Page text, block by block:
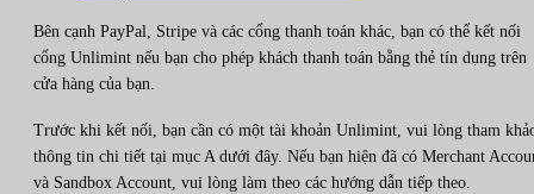
Bên cạnh PayPal, Stripe và các cổng thanh toán khác, bạn có thể kết nối
cổng Unlimint nếu bạn cho phép khách thanh toán bằng thẻ tín dụng trên
cửa hàng của bạn.
Trước khi kết nối, bạn cần có một tài khoản Unlimint, vui lòng tham
thông tin chi tiết tại mục A dưới đây. Nếu bạn hiện đã có Merchant
và Sandbox Account, vui lòng làm theo các hướng dẫn tiếp theo.